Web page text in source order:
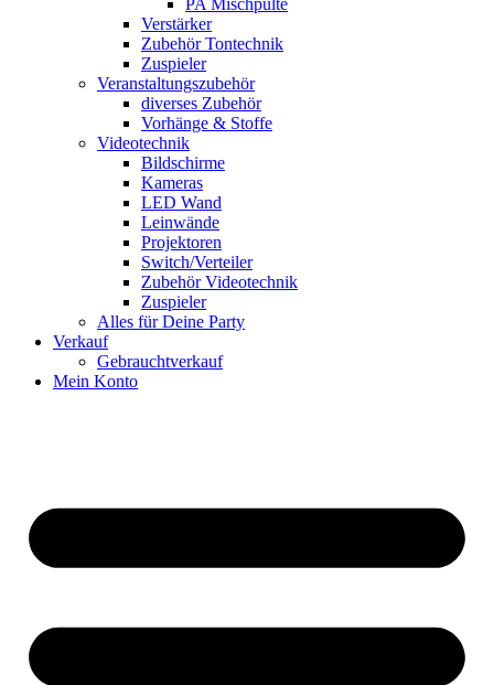
PA Mischpulte
Verstärker
Zubehör Tontechnik
Zuspieler
Veranstaltungszubehör
diverses Zubehör
Vorhänge & Stoffe
Videotechnik
Bildschirme
Kameras
LED Wand
Leinwände
Projektoren
Switch/Verteiler
Zubehör Videotechnik
Zuspieler
Alles für Deine Party
Verkauf
Gebrauchtverkauf
Mein Konto